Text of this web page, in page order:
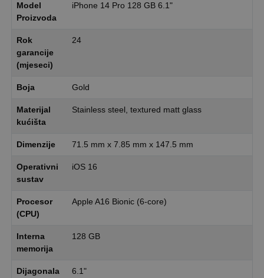
Model
Proizvoda
iPhone 14 Pro 128 GB 6.1"
Rok
garancije
(mjeseci)
24
Boja Gold
Materijal
kućišta
Stainless steel, textured matt glass
Dimenzije 71.5 mm x 7.85 mm x 147.5 mm
Operativni
sustav
iOS 16
Procesor
(CPU)
Apple A16 Bionic (6-core)
Interna
memorija
128 GB
Dijagonala
6.1"